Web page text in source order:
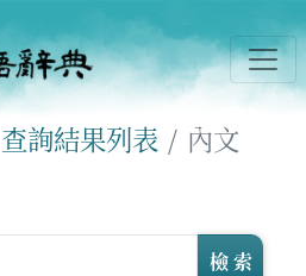
查詢結果列表 內文
檢 索